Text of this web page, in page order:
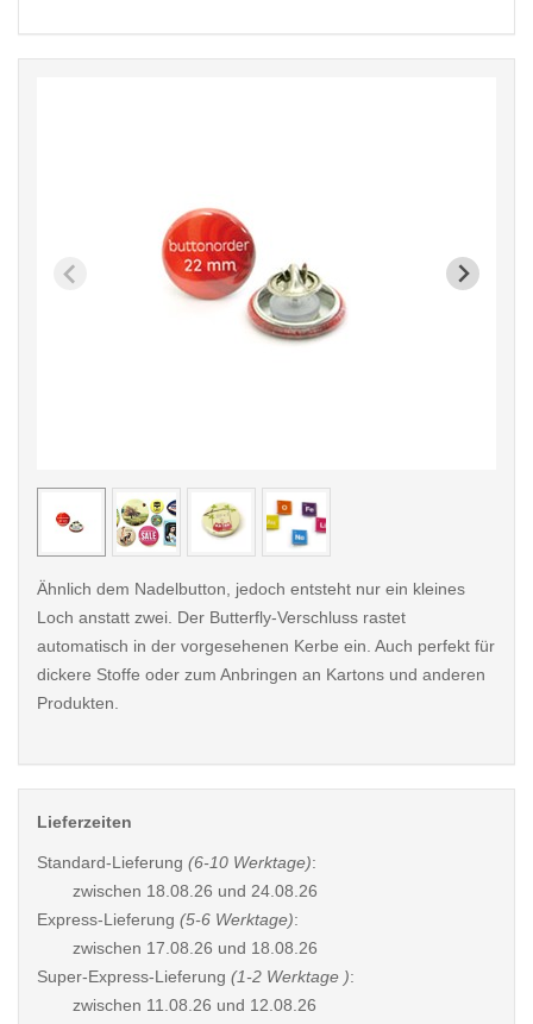
< /picture>
Ähnlich dem Nadelbutton, jedoch entsteht nur ein kleines
Loch anstatt zwei. Der Butterfly-Verschluss rastet
automatisch in der vorgesehenen Kerbe ein. Auch perfekt für
dickere Stoffe oder zum Anbringen an Kartons und anderen
Produkten.
Lieferzeiten
Standard-Lieferung (6-10 Werktage):
zwischen 18.08.26 und 24.08.26
Express-Lieferung (5-6 Werktage):
zwischen 17.08.26 und 18.08.26
Super-Express-Lieferung (1-2 Werktage ):
zwischen 11.08.26 und 12.08.26